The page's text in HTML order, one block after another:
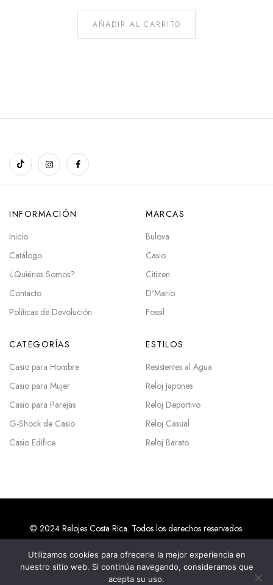
AÑADIR AL CARRITO
INFORMACIÓN
Inicio
Catálogo
¿Quiénes Somos?
Contacto
Políticas de Devolución
MARCAS
Bulova
Casio
Citizen
D'Mario
Fossil
CATEGORÍAS
Casio para Hombre
Casio para Mujer
Casio para Parejas
G-Shock de Casio
Casio Edifice
ESTILOS
Resistentes al Agua
Reloj Japones
Reloj Deportivo
Reloj Casual
Reloj Barato
© 2024 Relojes Costa Rica. Todos los derechos reservados.
Agencias SEO en Costa Rica
Utilizamos cookies para ofrecerle la mejor experiencia en
nuestro sitio web. Si continúa navegando, consideramos que
acepta su uso.